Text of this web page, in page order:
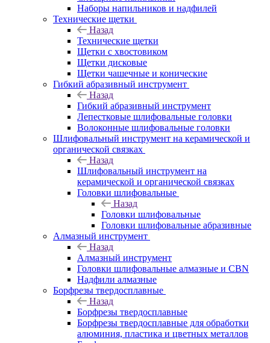
Наборы напильников и надфилей
Технические щетки
Назад
Технические щетки
Щетки с хвостовиком
Щетки дисковые
Щетки чашечные и конические
Гибкий абразивный инструмент
Назад
Гибкий абразивный инструмент
Лепестковые шлифовальные головки
Волоконные шлифовальные головки
Шлифовальный инструмент на керамической и
органической связках
Назад
Шлифовальный инструмент на
керамической и органической связках
Головки шлифовальные
Назад
Головки шлифовальные
Головки шлифовальные абразивные
Алмазный инструмент
Назад
Алмазный инструмент
Головки шлифовальные алмазные и CBN
Надфили алмазные
Борфрезы твердосплавные
Назад
Борфрезы твердосплавные
Борфрезы твердосплавные для обработки
алюминия, пластика и цветных металлов